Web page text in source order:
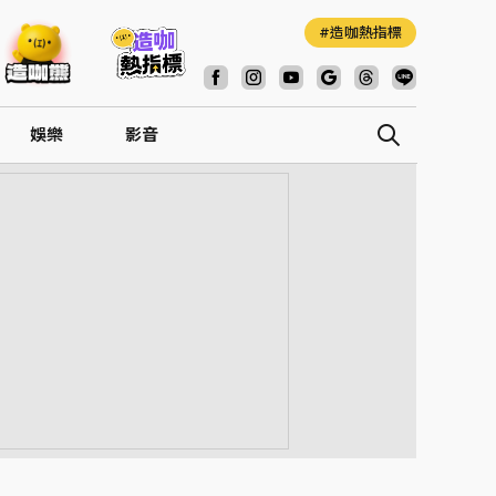
造咖熱指標
娛樂 影音